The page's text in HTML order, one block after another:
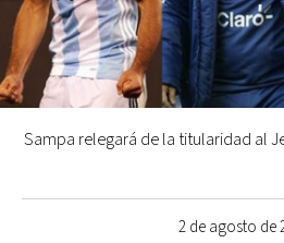
2 de agosto de
Sampa relegará de la titularidad al